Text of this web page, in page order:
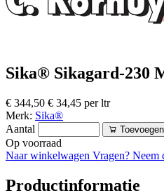
Sika® Sikagard-230
€ 344,50 € 34,45 per ltr
Merk: Sika®
Aantal
Toevoegen
Op voorraad
Naar winkelwagen Vragen? Neem
Productinformatie